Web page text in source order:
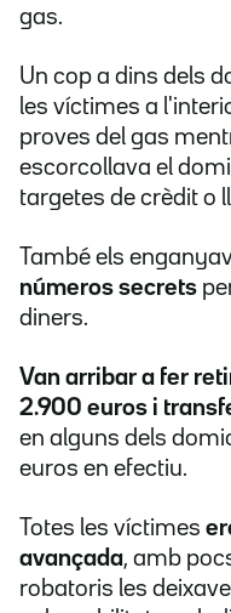
gas.
Un cop a dins dels
les víctimes a
proves del gas
escorcollava el
targetes de crèdit o
També els
números secrets
diners.
Van arribar a fer
2.900 euros i
en alguns dels
euros en efectiu.
Totes les víctimes
avançada, amb
robatoris les